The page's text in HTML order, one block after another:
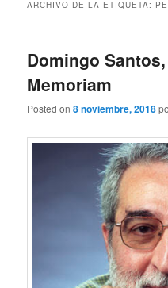
ARCHIVO DE LA ETIQUETA:
Domingo
Memoriam
Posted on8 noviembre, 2018